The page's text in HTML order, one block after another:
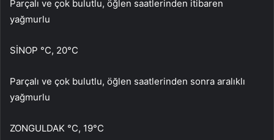
Parçalı ve çok bulutlu, öğlen saatlerinden itibaren
yağmurlu
SİNOP °C, 20°C
Parçalı ve çok bulutlu, öğlen saatlerinden sonra aralıklı
yağmurlu
ZONGULDAK °C, 19°C